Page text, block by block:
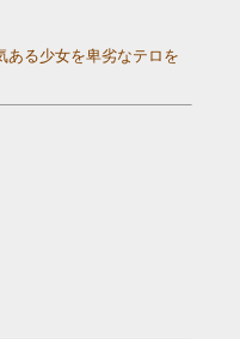
ある少女を卑劣なテロを